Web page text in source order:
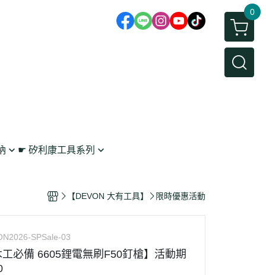
0
☛ 矽利康工具系列
【DEVON 大有工具】 限時優惠活動
SPSale-03
必備 6605鋰電無刷F50釘槍】活動期